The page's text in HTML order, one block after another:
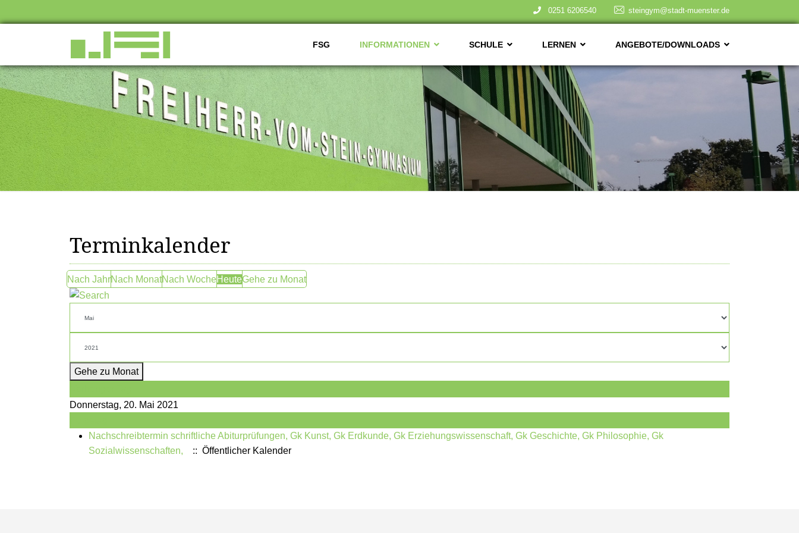
0251 6206540 steingym@stadt-muenster.de
FSG INFORMATIONEN SCHULE LERNEN ANGEBOTE/DOWNLOADS
Terminkalender
Nach JahrNach MonatNach WocheHeuteGehe zu Monat
Gehe zu Monat
Donnerstag, 20. Mai 2021
Nachschreibtermin schriftliche Abiturprüfungen, Gk Kunst, Gk Erdkunde, Gk Erziehungswissenschaft, Gk Geschichte, Gk Philosophie, Gk
Sozialwissenschaften,
:: Öffentlicher Kalender